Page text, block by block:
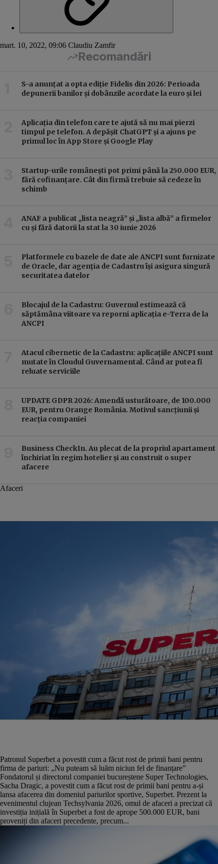
mart. 10, 2022, 09:06 Claudiu Zamfir
Recomandări
S-a anunțat a opta ediție Fidelis din 2026: Perioada
depunerii banilor și dobânzile acordate la euro și lei
Aplicația din telefon care te ajută să nu mai pierzi
timpul pe telefon. A depășit ChatGPT și a ajuns pe
primul loc în App Store și Google Play
Startup-urile românești pot primi până la 250.000 EUR,
fără cofinanțare. Cât din firmă trebuie să cedeze în
schimb
ANAF a publicat „lista neagră” și „lista albă” a firmelor
cu și fără datorii la stat la 30 iunie 2026
Platformele cu bazele de date ale ANCPI sunt furnizate
de Oracle, dar agenția de Cadastru își asigura singură
securitatea datelor
Blocajul de la Cadastru: Guvernul estimează că
săptămâna viitoare va reporni aplicația e-Terra de la
ANCPI
Atacul cibernetic de la Cadastru: aplicațiile ANCPI sunt
mutate în Cloudul Guvernamental. Când ar putea fi
reluate serviciile
UPDATE GDPR 2026: Amendă usturătoare, de 100.000
EUR, pentru Orange România. Motivul sancțiunii și
reacția companiei
Business CheckIn. Au plecat de la propriul apartament
închiriat în regim hotelier și au construit o super
afacere
Afaceri
Patronul Superbet a povestit cum a făcut rost de primii bani pentru
firma de pariuri: „Nu puteam să luăm niciun fel de finanțare”
Fondatorul și directorul companiei bucureștene Super Technologies,
Sacha Dragic, a povestit cum a făcut rost de primii bani pentru a-și
lansa afacerea din domeniul pariurilor sportive, Superbet. Prezent la
evenimentul clujean Techsylvania 2026, omul de afaceri a precizat că
investiția inițială în Superbet a fost de aprope 500.000 EUR, bani
proveniți din afaceri precedente, precum...